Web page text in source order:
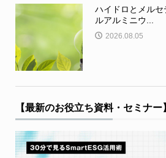
ハイドロとメル
ルアルミニウ...
2026.08.05
【最新のお役立ち資料・セミナー